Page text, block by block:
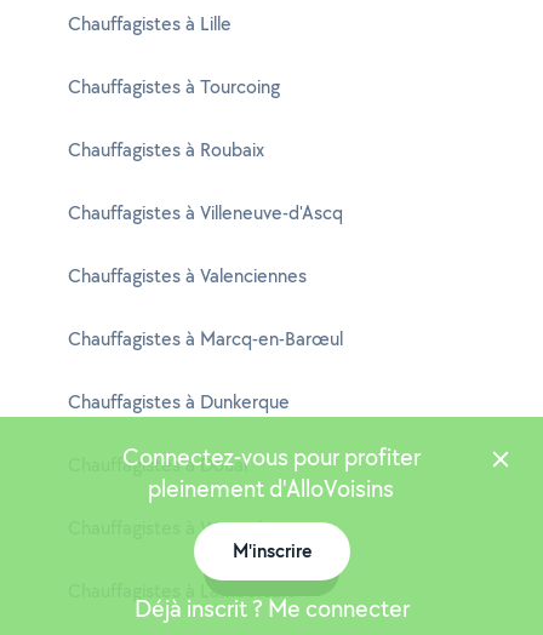
Chauffagistes à Lille
Chauffagistes à Tourcoing
Chauffagistes à Roubaix
Chauffagistes à Villeneuve-d'Ascq
Chauffagistes à Valenciennes
Chauffagistes à Marcq-en-Barœul
Chauffagistes à Dunkerque
Chauffagistes à Douai
Chauffagistes à Wattrelos
Connectez-vous pour profiter
pleinement d'AlloVoisins
M'inscrire
Déjà inscrit ? Me connecter